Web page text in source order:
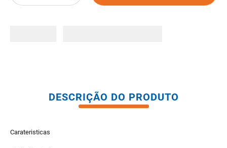
DESCRIÇÃO DO PRODUTO
Carateristicas
vaso sanitario caixa acoplada